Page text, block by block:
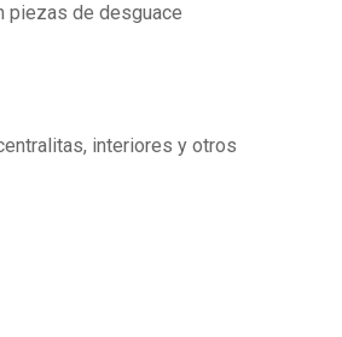
piezas de desguace
interiores y otros